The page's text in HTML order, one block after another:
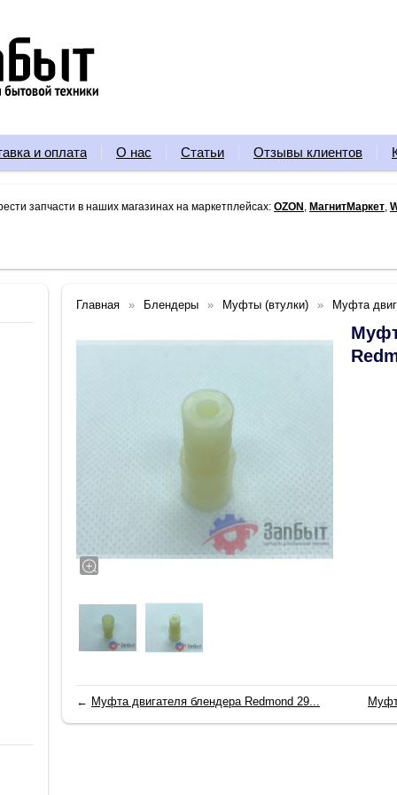
и оплата О нас Статьи Отзывы клиентов
запчасти в наших магазинах на маркетплейсах: OZON МагнитМаркет
Главная Блендеры Муфты (втулки) Муфта
← Муфта двигателя блендера Redmond 29...